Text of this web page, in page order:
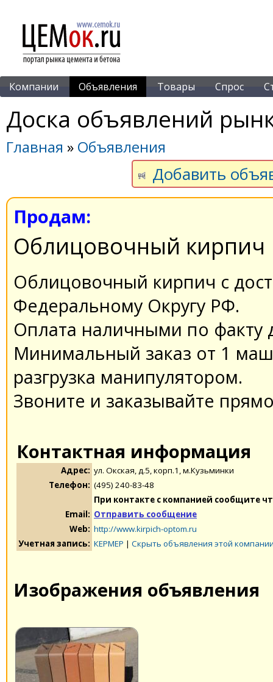
Компании Объявления Товары Спрос
Доска объявлений
Главная » Объявления
Добавить
Продам:
Облицовочный кирпич
Облицовочный кирпич с
Федеральному Округу РФ.
Оплата наличными по факту
Минимальный заказ от 1
разгрузка манипулятором.
Звоните и заказывайте
Контактная информация
Адрес: ул. Окская, д.5, корп.1, м.Кузьминки
Телефон: (495) 240-83-48
При контакте с компанией сообщите
Email: Отправить сообщение
Web: http://www.kirpich-optom.ru
Учетная запись: КЕРМЕР | Скрыть объявления этой
Изображения объявления